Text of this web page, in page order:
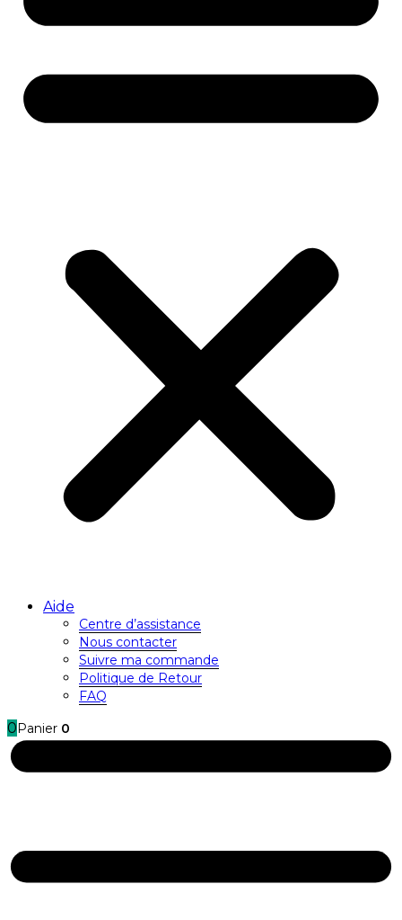
Aide
Centre d’assistance
Nous contacter
Suivre ma commande
Politique de Retour
FAQ
0 Panier 0